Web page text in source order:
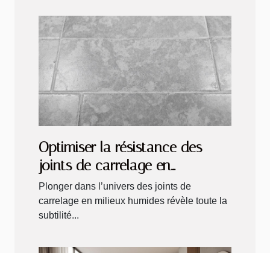
Optimiser la résistance des
joints de carrelage en
conditions humides
Plonger dans l’univers des joints de
carrelage en milieux humides révèle toute la
subtilité...